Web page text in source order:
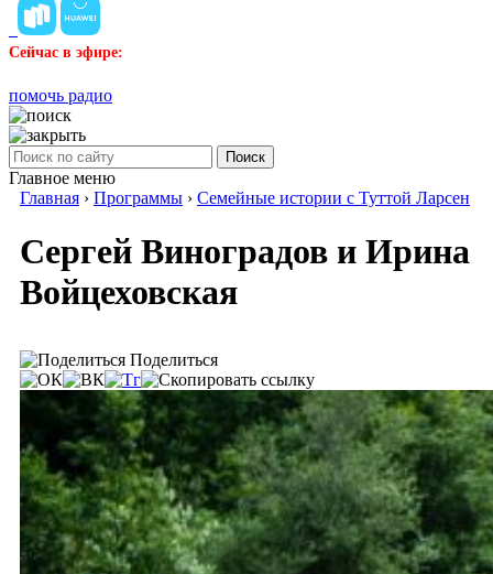
Сейчас в эфире:
помочь радио
Поиск
Главное меню
Главная › Программы › Семейные истории с Туттой Ларсен
Сергей Виноградов и Ирина
Войцеховская
Поделиться